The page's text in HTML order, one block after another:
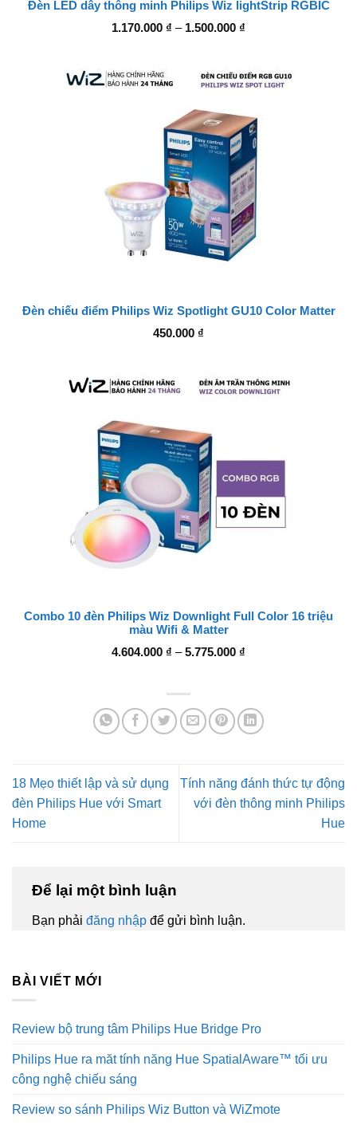
Đèn LED dây thông minh Philips Wiz lightStrip RGBIC
1.170.000 ₫ – 1.500.000 ₫
đến
1.500.000 ₫
Đèn chiếu điểm Philips Wiz Spotlight GU10 Color Matter
450.000 ₫
Combo 10 đèn Philips Wiz Downlight Full Color 16 triệu
màu Wifi & Matter
4.604.000 ₫ – 5.775.000 ₫
5.775.000 ₫
18 Mẹo thiết lập và sử dụng
đèn Philips Hue với Smart
Home
Tính năng đánh thức tự động
với đèn thông minh Philips
Hue
Để lại một bình luận
Bạn phải đăng nhập để gửi bình luận.
BÀI VIẾT MỚI
Review bộ trung tâm Philips Hue Bridge Pro
Philips Hue ra măt tính năng Hue SpatialAware™ tối ưu
công nghệ chiếu sáng
Review so sánh Philips Wiz Button và WiZmote